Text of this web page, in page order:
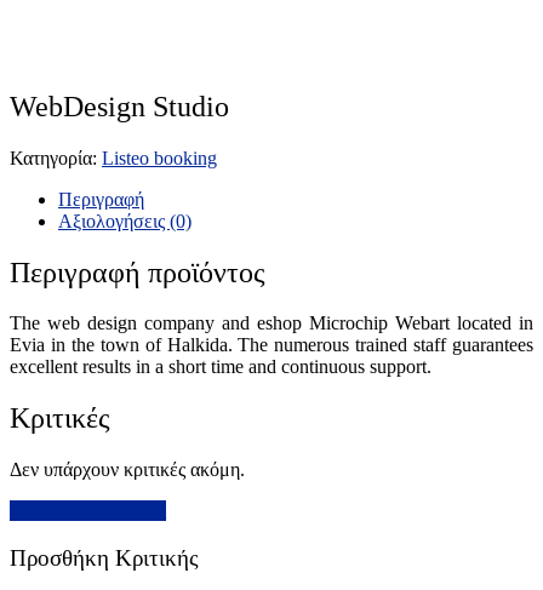
WebDesign Studio
Κατηγορία: Listeo booking
Περιγραφή
Αξιολογήσεις (0)
Περιγραφή προϊόντος
The web design company and eshop Microchip Webart located in
Evia in the town of Halkida. The numerous trained staff guarantees
excellent results in a short time and continuous support.
Κριτικές
Δεν υπάρχουν κριτικές ακόμη.
Προσθήκη Κριτικής